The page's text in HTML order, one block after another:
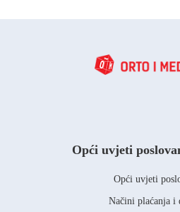
Opći uvjeti
Opći uvjeti
Načini plaćanja i